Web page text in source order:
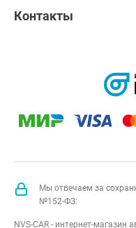
Контакты
Мы отвечаем за
№152-ФЗ:
NVS-CAR - интернет-магазин